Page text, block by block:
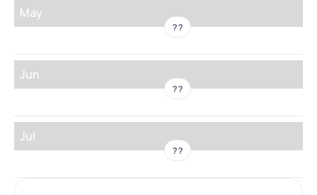
May
??
Jun
??
Jul
??